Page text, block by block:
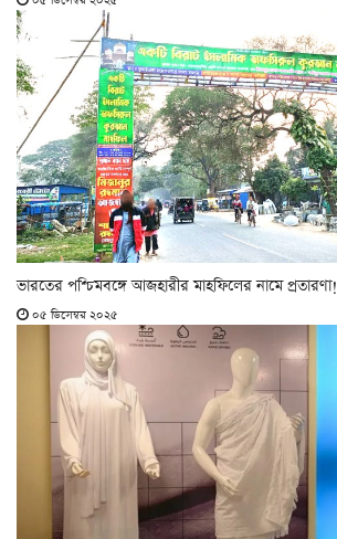
ভারতের পশ্চিমবঙ্গে আজহারীর মাহফিলের নামে প্রতারণা!
০৫ ডিসেম্বর ২০২৫